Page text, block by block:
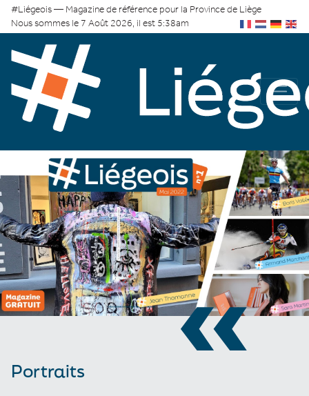
#Liégeois — Magazine de référence pour la Province de Liège
Nous sommes le 7 Août 2026, il est 5:38am
«
Portraits